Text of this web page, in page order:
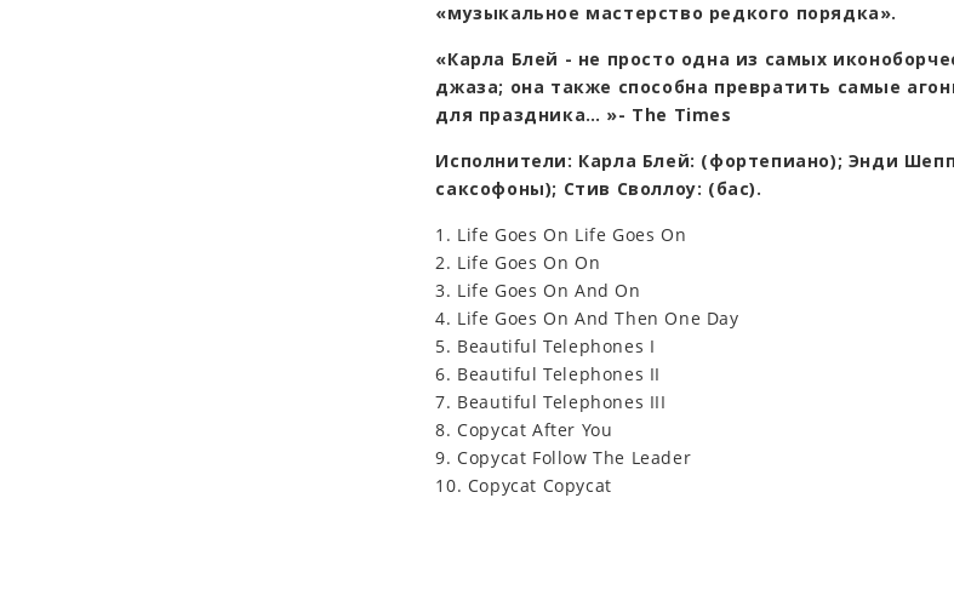
«музыкальное мастерство редкого порядка».
«Карла Блей - не просто одна из самых
джаза; она также способна превратить самые
для праздника… »- The Times
Исполнители: Карла Блей: (фортепиано); Энди
саксофоны); Стив Своллоу: (бас).
1. Life Goes On Life Goes On
2. Life Goes On On
3. Life Goes On And On
4. Life Goes On And Then One Day
5. Beautiful Telephones I
6. Beautiful Telephones II
7. Beautiful Telephones III
8. Copycat After You
9. Copycat Follow The Leader
10. Copycat Copycat